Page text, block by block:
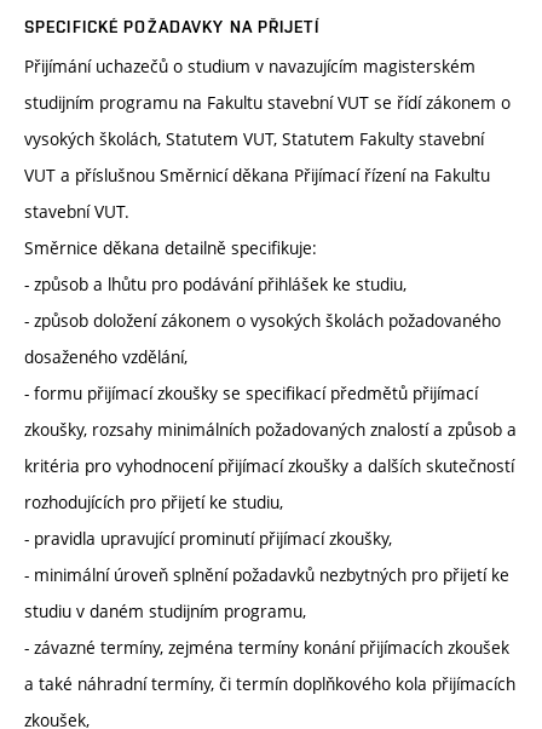
SPECIFICKÉ POŽADAVKY NA PŘIJETÍ
Přijímání uchazečů o studium v navazujícím magisterském
studijním programu na Fakultu stavební VUT se řídí zákonem o
vysokých školách, Statutem VUT, Statutem Fakulty stavební
VUT a příslušnou Směrnicí děkana Přijímací řízení na Fakultu
stavební VUT.
Směrnice děkana detailně specifikuje:
- způsob a lhůtu pro podávání přihlášek ke studiu,
- způsob doložení zákonem o vysokých školách požadovaného
dosaženého vzdělání,
- formu přijímací zkoušky se specifikací předmětů přijímací
zkoušky, rozsahy minimálních požadovaných znalostí a způsob a
kritéria pro vyhodnocení přijímací zkoušky a dalších skutečností
rozhodujících pro přijetí ke studiu,
- pravidla upravující prominutí přijímací zkoušky,
- minimální úroveň splnění požadavků nezbytných pro přijetí ke
studiu v daném studijním programu,
- závazné termíny, zejména termíny konání přijímacích zkoušek
a také náhradní termíny, či termín doplňkového kola přijímacích
zkoušek,